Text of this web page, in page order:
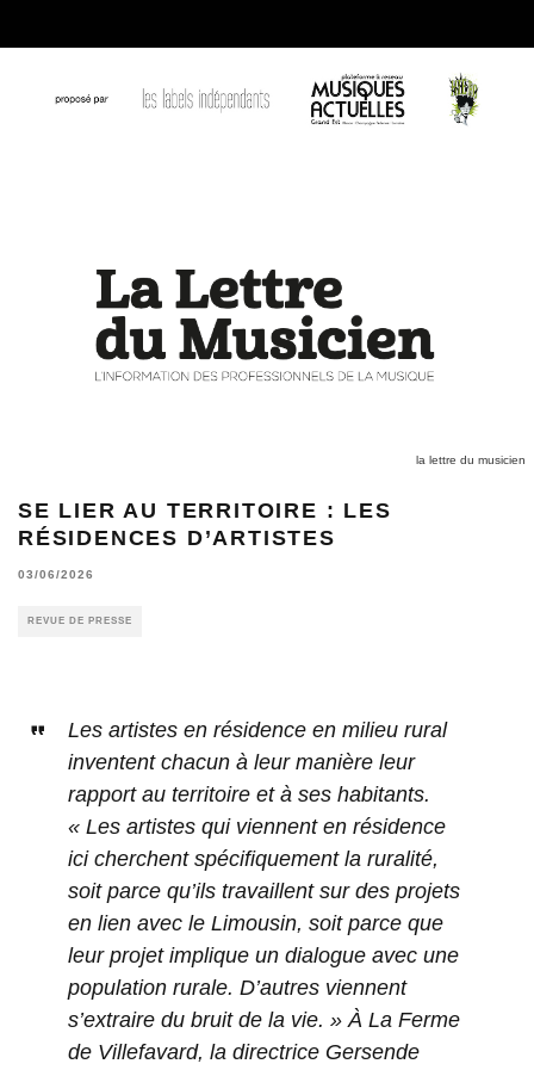
la lettre du musicien
SE LIER AU TERRITOIRE : LES
RÉSIDENCES D’ARTISTES
03/06/2026
REVUE DE PRESSE
Les artistes en résidence en milieu rural
inventent chacun à leur manière leur
rapport au territoire et à ses habitants.
« Les artistes qui viennent en résidence
ici cherchent spécifiquement la ruralité,
soit parce qu’ils travaillent sur des projets
en lien avec le Limousin, soit parce que
leur projet implique un dialogue avec une
population rurale. D’autres viennent
s’extraire du bruit de la vie. » À La Ferme
de Villefavard, la directrice Gersende